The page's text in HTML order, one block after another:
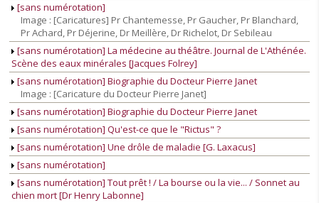
[sans numérotation]
Image : [Caricatures] Pr Chantemesse, Pr Gaucher, Pr Blanchard,
Pr Achard, Pr Déjerine, Dr Meillère, Dr Richelot, Dr Sebileau
[sans numérotation] La médecine au théâtre. Journal de L'Athénée.
Scène des eaux minérales [Jacques Folrey]
[sans numérotation] Biographie du Docteur Pierre Janet
Image : [Caricature du Docteur Pierre Janet]
[sans numérotation] Biographie du Docteur Pierre Janet
[sans numérotation] Qu'est-ce que le "Rictus" ?
[sans numérotation] Une drôle de maladie [G. Laxacus]
[sans numérotation]
[sans numérotation] Tout prêt ! / La bourse ou la vie... / Sonnet au
chien mort [Dr Henry Labonne]